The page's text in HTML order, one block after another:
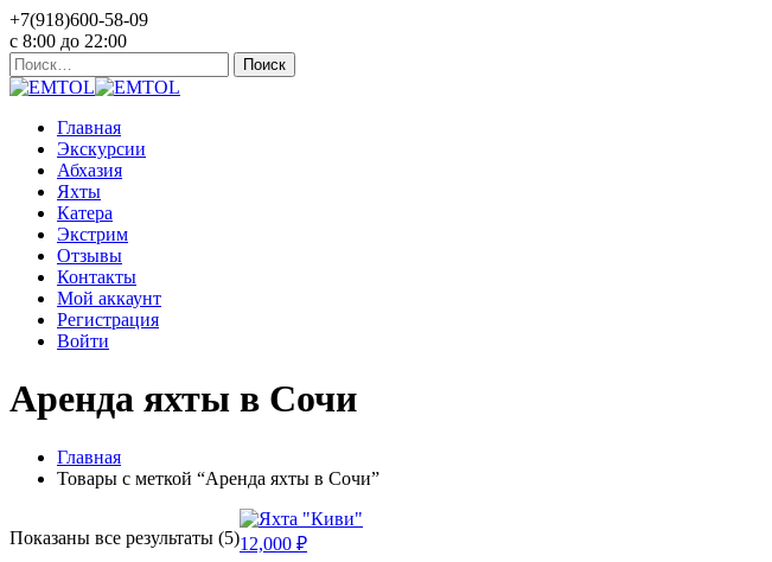
+7(918)600-58-09
c 8:00 до 22:00
Найти:
Главная
Экскурсии
Абхазия
Яхты
Катера
Экстрим
Отзывы
Контакты
Мой аккаунт
Регистрация
Войти
Аренда яхты в Сочи
Главная
Товары с меткой “Аренда яхты в Сочи”
Показаны все результаты (5)12,000 ₽